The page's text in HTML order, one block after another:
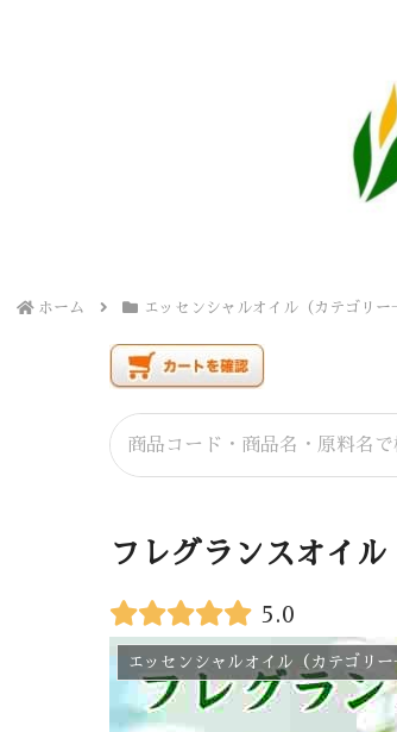
ホーム エッセンシャルオイル（カテゴリー
フレグランスオイル
5.0
エッセンシャルオイル（カテゴリー